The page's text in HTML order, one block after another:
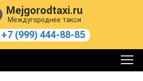
Mejgorodtaxi.ru
Междугороднее такси
+7 (999) 444-88-85